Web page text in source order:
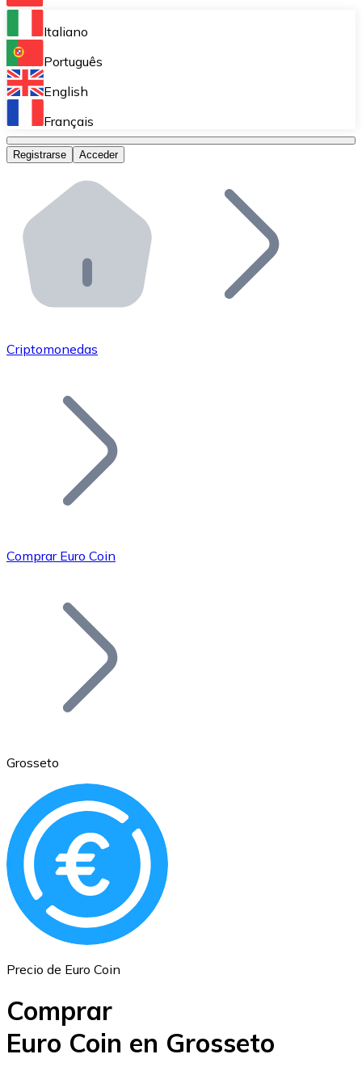
Bitnovo Ramp
Integra nuestra solución en tu plataforma.
Bitnovo Giftcards
Bitnovo OTC
Bitnovo ATM
Integra un ATM Bitnovo en tu negocio y permite que
Bitnovo API
Integra nuestra API en tu ecosistema.
Únete a nuestra red de distribuidores.
Añade tu proyecto a nuestro ecosistema.
Bitcoin
Ethereum
ETH
Italiano
Português
English
Français
Registrarse Acceder
Criptomonedas
Comprar Euro Coin
Grosseto
Precio de Euro Coin
Comprar
Euro Coin en Grosseto